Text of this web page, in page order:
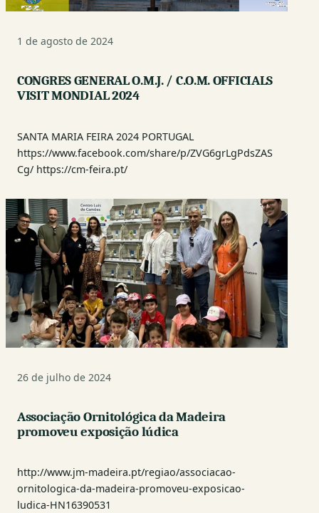
1 de agosto de 2024
CONGRES GENERAL O.M.J. / C.O.M. OFFICIALS
VISIT MONDIAL 2024
SANTA MARIA FEIRA 2024 PORTUGAL
https://www.facebook.com/share/p/ZVG6grLgPdsZAS
Cg/ https://cm-feira.pt/
26 de julho de 2024
Associação Ornitológica da Madeira
promoveu exposição lúdica
http://www.jm-madeira.pt/regiao/associacao-
ornitologica-da-madeira-promoveu-exposicao-
ludica-HN16390531